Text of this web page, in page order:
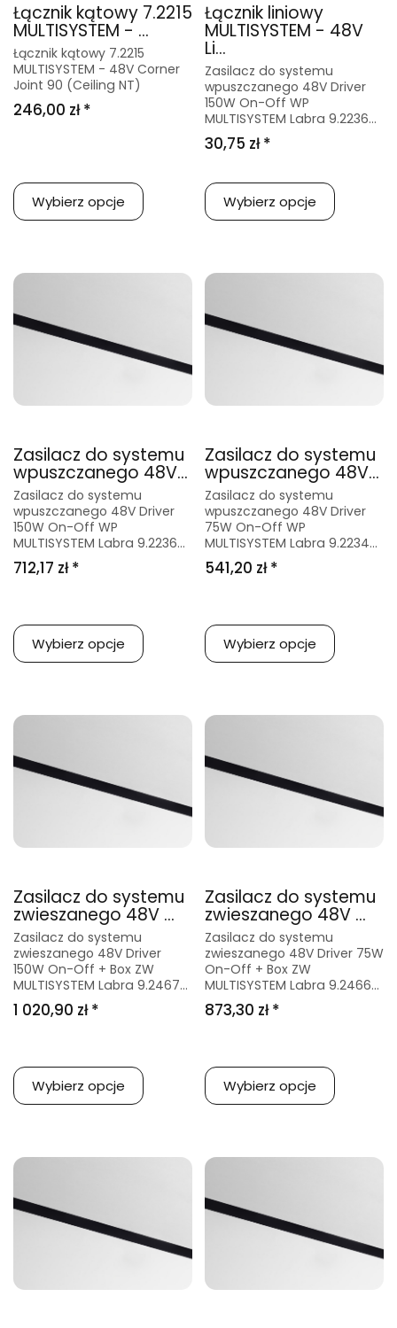
Łącznik kątowy 7.2215
MULTISYSTEM - ...
Łącznik kątowy 7.2215
MULTISYSTEM - 48V Corner
Joint 90 (Ceiling NT)
246,00 zł *
Wybierz opcje
Łącznik liniowy
MULTISYSTEM - 48V
Li...
Zasilacz do systemu
wpuszczanego 48V Driver
150W On-Off WP
MULTISYSTEM Labra 9.2236...
30,75 zł *
Wybierz opcje
Zasilacz do systemu
wpuszczanego 48V...
Zasilacz do systemu
wpuszczanego 48V Driver
150W On-Off WP
MULTISYSTEM Labra 9.2236...
712,17 zł *
Wybierz opcje
Zasilacz do systemu
wpuszczanego 48V...
Zasilacz do systemu
wpuszczanego 48V Driver
75W On-Off WP
MULTISYSTEM Labra 9.2234...
541,20 zł *
Wybierz opcje
Zasilacz do systemu
zwieszanego 48V ...
Zasilacz do systemu
zwieszanego 48V Driver
150W On-Off + Box ZW
MULTISYSTEM Labra 9.2467...
1 020,90 zł *
Wybierz opcje
Zasilacz do systemu
zwieszanego 48V ...
Zasilacz do systemu
zwieszanego 48V Driver 75W
On-Off + Box ZW
MULTISYSTEM Labra 9.2466...
873,30 zł *
Wybierz opcje